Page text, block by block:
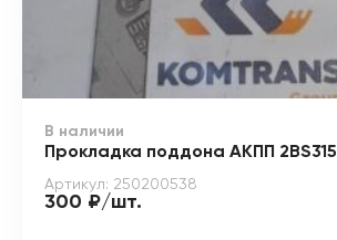
В наличии
Прокладка поддона АКПП 2BS315
Артикул: 250200538
300 ₽/шт.